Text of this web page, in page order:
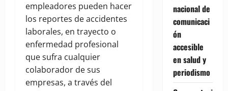
empleadores pueden hacer
los reportes de accidentes
laborales, en trayecto o
enfermedad profesional
que sufra cualquier
colaborador de sus
empresas, a través del
nacional de
comunicaci
ón
accesible
en salud y
periodismo